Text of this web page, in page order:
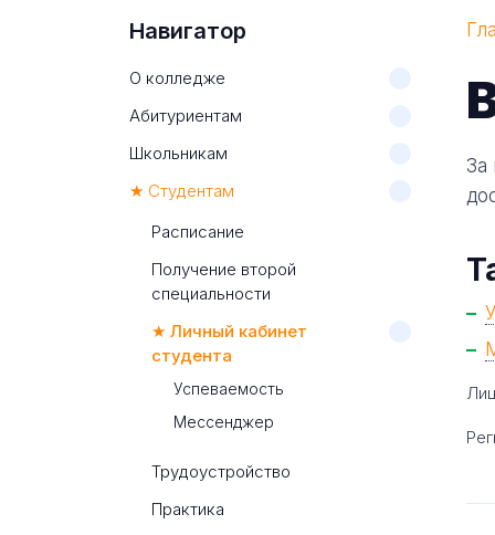
Навигатор
О колледже
Абитуриентам
Школьникам
★ Студентам
Расписание
Получение второй
специальности
★ Личный кабинет
студента
Успеваемость
Мессенджер
Трудоустройство
Практика
За